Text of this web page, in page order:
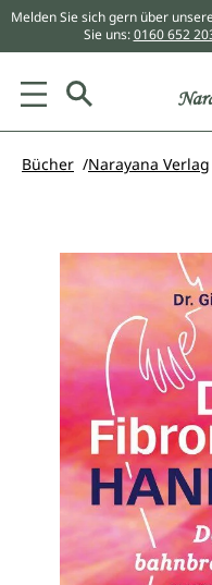
springen
Melden Sie sich gern über
Sie uns:0160 652
Bücher Narayana Verlag
Bildergalerie